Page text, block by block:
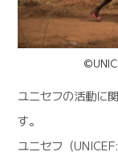
ユニセフの活動に
す。
ユニセフ（